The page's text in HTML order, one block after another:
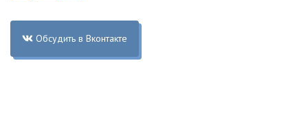
Обсудить в Вконтакте